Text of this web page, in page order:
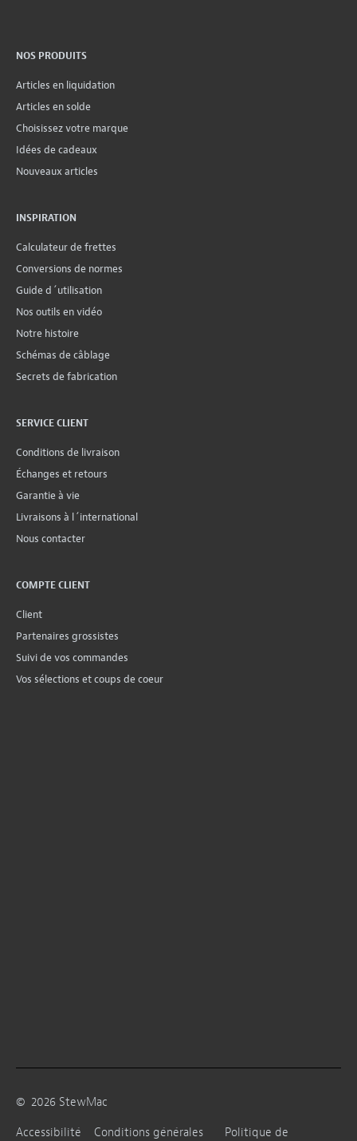
NOS PRODUITS
Articles en liquidation
Articles en solde
Choisissez votre marque
Idées de cadeaux
Nouveaux articles
INSPIRATION
Calculateur de frettes
Conversions de normes
Guide d´utilisation
Nos outils en vidéo
Notre histoire
Schémas de câblage
Secrets de fabrication
SERVICE CLIENT
Conditions de livraison
Échanges et retours
Garantie à vie
Livraisons à l´international
Nous contacter
COMPTE CLIENT
Client
Partenaires grossistes
Suivi de vos commandes
Vos sélections et coups de coeur
© 2026 StewMac
Accessibilité
Conditions générales Politique de